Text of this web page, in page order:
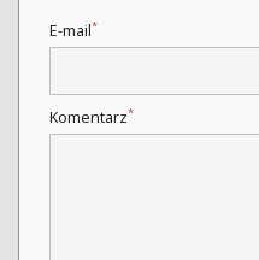
E-mail*
Komentarz*